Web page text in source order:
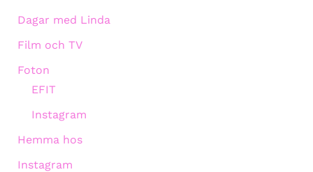
Dagar med Linda
Film och TV
Foton
EFIT
Instagram
Hemma hos
Instagram